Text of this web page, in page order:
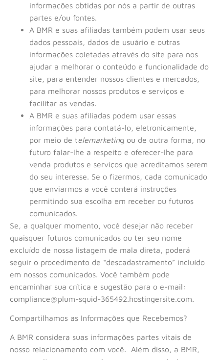
informações obtidas por nós a partir de outras
partes e/ou fontes.
A BMR e suas afiliadas também podem usar seus
dados pessoais, dados de usuário e outras
informações coletadas através do site para nos
ajudar a melhorar o conteúdo e funcionalidade do
site, para entender nossos clientes e mercados,
para melhorar nossos produtos e serviços e
facilitar as vendas.
A BMR e suas afiliadas podem usar essas
informações para contatá-lo, eletronicamente,
por meio de telemarketing ou de outra forma, no
futuro falar-lhe a respeito e oferecer-lhe para
venda produtos e serviços que acreditamos serem
do seu interesse. Se o fizermos, cada comunicado
que enviarmos a você conterá instruções
permitindo sua escolha em receber ou futuros
comunicados.
Se, a qualquer momento, você desejar não receber
quaisquer futuros comunicados ou ter seu nome
excluído de nossa listagem de mala direta, poderá
seguir o procedimento de “descadastramento” incluído
em nossos comunicados. Você também pode
encaminhar sua crítica e sugestão para o e-mail:
compliance@plum-squid-365492.hostingersite.com.
Compartilhamos as Informações que Recebemos?
A BMR considera suas informações partes vitais de
nosso relacionamento com você. Além disso, a BMR,